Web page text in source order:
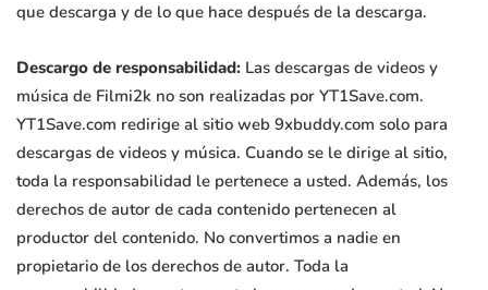
que descarga y de lo que hace después de la descarga.
Descargo de responsabilidad: Las descargas de videos y
música de Filmi2k no son realizadas por YT1Save.com.
YT1Save.com redirige al sitio web 9xbuddy.com solo para
descargas de videos y música. Cuando se le dirige al sitio,
toda la responsabilidad le pertenece a usted. Además, los
derechos de autor de cada contenido pertenecen al
productor del contenido. No convertimos a nadie en
propietario de los derechos de autor. Toda la